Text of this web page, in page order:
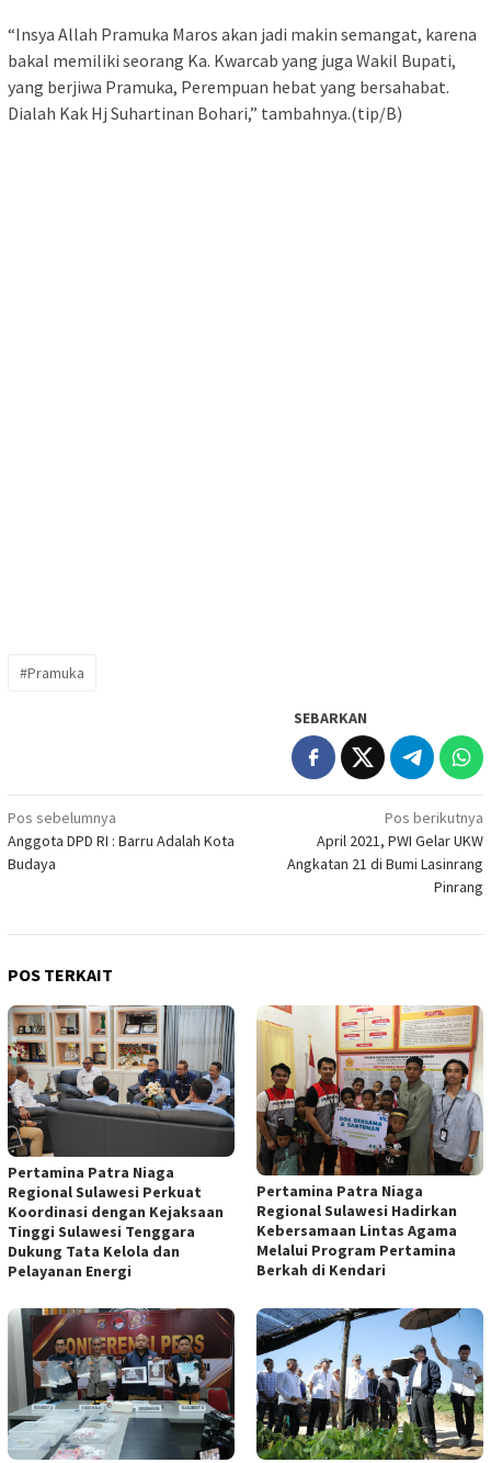
“Insya Allah Pramuka Maros akan jadi makin semangat, karena
bakal memiliki seorang Ka. Kwarcab yang juga Wakil Bupati,
yang berjiwa Pramuka, Perempuan hebat yang bersahabat.
Dialah Kak Hj Suhartinan Bohari,” tambahnya.(tip/B)
#Pramuka
SEBARKAN
Navigasi
pos
Pos sebelumnya
Anggota DPD RI : Barru Adalah Kota
Budaya
Pos berikutnya
April 2021, PWI Gelar UKW
Angkatan 21 di Bumi Lasinrang
Pinrang
POS TERKAIT
Pertamina Patra Niaga
Regional Sulawesi Perkuat
Koordinasi dengan Kejaksaan
Tinggi Sulawesi Tenggara
Dukung Tata Kelola dan
Pelayanan Energi
Pertamina Patra Niaga
Regional Sulawesi Hadirkan
Kebersamaan Lintas Agama
Melalui Program Pertamina
Berkah di Kendari